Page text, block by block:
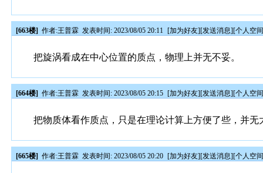
[663楼] 作者:王普霖 发表时间: 2023/08/05 20:11 [加为好友][发送消息][个人空
把旋涡看成在中心位置的质点，物理上并无不妥。
[664楼] 作者:王普霖 发表时间: 2023/08/05 20:15 [加为好友][发送消息][个人空
把物质体看作质点，只是在理论计算上方便了些，并
[665楼] 作者:王普霖 发表时间: 2023/08/05 20:20 [加为好友][发送消息][个人空